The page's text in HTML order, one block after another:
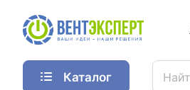
Каталог